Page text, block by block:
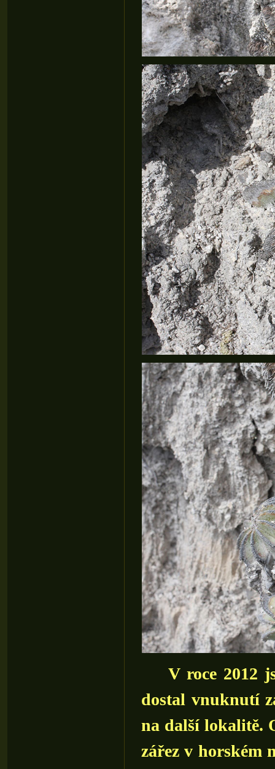
V roce 2012
dostal vnuknutí
na další lokalitě.
zářez v horském